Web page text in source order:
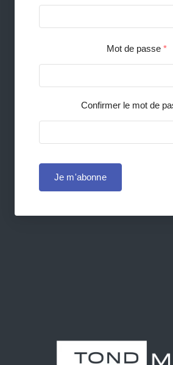
Mot de passe *
Confirmer le mot de
Je m'abonne